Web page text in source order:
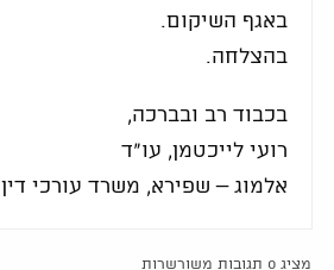
באגף השיקום.
בהצלחה.
בכבוד רב ובברכה,
רועי לייכטמן, עו"ד
אלמוג – שפירא, משרד עורכי דין
מציג 0 תגובות משורשרות